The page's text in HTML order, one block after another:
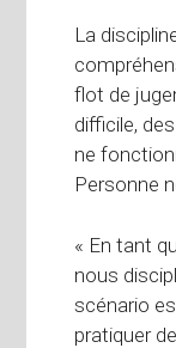
La
flot de
difficile,
ne
Personne
« En tant
nous
scénario
pratiquer